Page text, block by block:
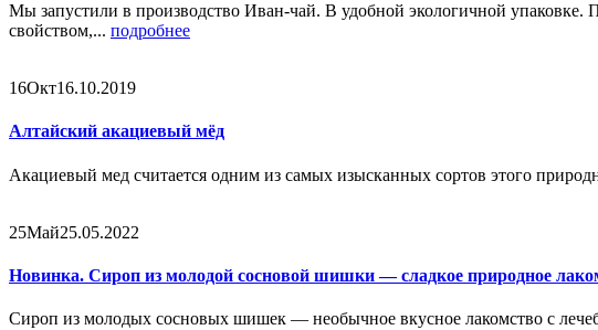
Мы запустили в производство Иван-чай. В удобной экологичной упаковке.
свойством,... подробнее
16Окт16.10.2019
Алтайский акациевый мёд
Акациевый мед считается одним из самых изысканных сортов этого
25Май25.05.2022
Новинка. Сироп из молодой сосновой шишки — сладкое природное
Сироп из молодых сосновых шишек — необычное вкусное лакомство с